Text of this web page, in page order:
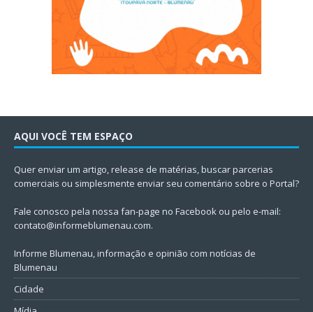
AQUI VOCÊ TEM ESPAÇO
Quer enviar um artigo, release de matérias, buscar parcerias
comerciais ou simplesmente enviar seu comentário sobre o Portal?
Fale conosco pela nossa fan-page no Facebook ou pelo e-mail:
contato@informeblumenau.com.
Informe Blumenau, informação e opinião com notícias de
Blumenau
Cidade